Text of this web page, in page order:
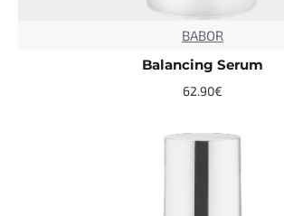
BABOR
Balancing Serum
62.90€